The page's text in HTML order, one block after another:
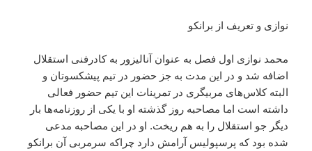
نوازی و تعریف از برانکو
محمد نوازی اول فصل به عنوان آنالیزور به کادرفنی استقلال
اضافه شد و در این مدت به جز حضور در تیم پیشکسوتان و
البته کلاس‌های مربیگری در تمرینات این تیم حضور فعالی
داشته است اما مصاحبه روز گذشته او با یکی از روزنامه‌ها بار
دیگر جو استقلال را به هم ریخت. او در این مصاحبه مدعی
شده بود که پرسپولیس آرامش دارد چراکه سرمربی آن برانکو